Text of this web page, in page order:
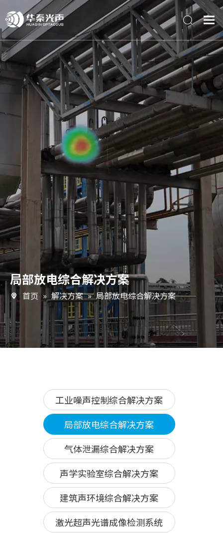
局部放电综合解决方案
首页 » 解决方案 » 局部放电综合解决方案
工业噪声控制综合解决方案
局部放电综合解决方案
气体泄漏综合解决方案
声学实验室综合解决方案
建筑声环境综合解决方案
激光超声光谱成像检测系统